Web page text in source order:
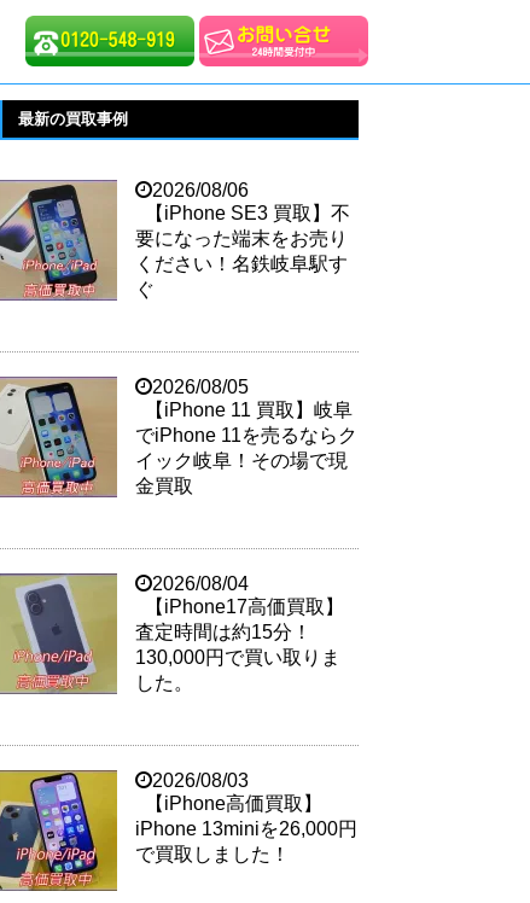
最新の買取事例
2026/08/06
【iPhone SE3 買取】不
要になった端末をお売り
ください！名鉄岐阜駅す
ぐ
2026/08/05
【iPhone 11 買取】岐阜
でiPhone 11を売るならク
イック岐阜！その場で現
金買取
2026/08/04
【iPhone17高価買取】
査定時間は約15分！
130,000円で買い取りま
した。
2026/08/03
【iPhone高価買取】
iPhone 13miniを26,000円
で買取しました！